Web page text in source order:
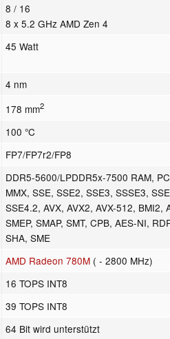
8 / 16
8 x 5.2 GHz AMD Zen 4
45 Watt
4 nm
178 mm2
100 °C
FP7/FP7r2/FP8
DDR5-5600/LPDDR5x-7500 RAM,
MMX, SSE, SSE2, SSE3, SSSE3,
SSE4.2, AVX, AVX2, AVX-512, BMI2,
SMEP, SMAP, SMT, CPB, AES-NI,
SHA, SME
AMD Radeon 780M ( - 2800 MHz)
16 TOPS INT8
39 TOPS INT8
64 Bit wird unterstützt